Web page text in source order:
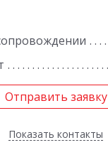
Отправить заявку
Показать контакты
Отправить заявку
Назад